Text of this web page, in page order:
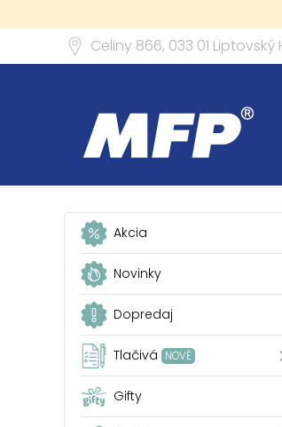
Celiny 866, 033 01 Liptovský
Akcia
Novinky
Dopredaj
Tlačivá NOVÉ
Gifty